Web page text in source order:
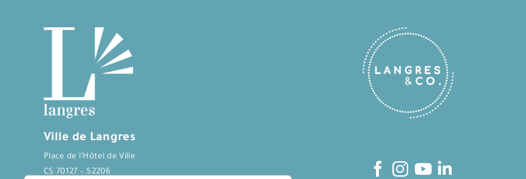
Ville de Langres
Place de l’Hôtel de Ville
CS 70127 – 52206